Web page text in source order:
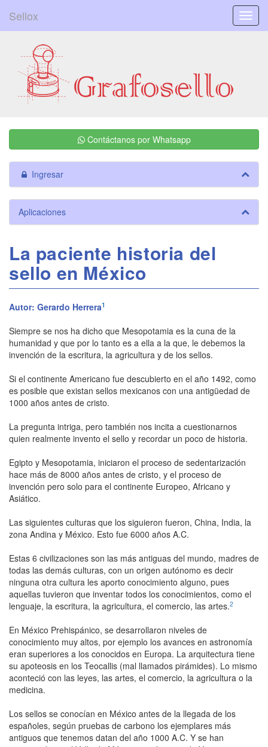
Menú
Sellox
Contáctanos por Whatsapp
Ingresar
Aplicaciones
La paciente historia del
sello en México
Autor: Gerardo Herrera1
Siempre se nos ha dicho que Mesopotamia es la cuna de la
humanidad y que por lo tanto es a ella a la que, le debemos la
invención de la escritura, la agricultura y de los sellos.
Si el continente Americano fue descubierto en el año 1492, como
es posible que existan sellos mexicanos con una antigüedad de
1000 años antes de cristo.
La pregunta intriga, pero también nos incita a cuestionarnos
quien realmente invento el sello y recordar un poco de historia.
Egipto y Mesopotamia, iniciaron el proceso de sedentarización
hace más de 8000 años antes de cristo, y el proceso de
invención pero solo para el continente Europeo, Africano y
Asiático.
Las siguientes culturas que los siguieron fueron, China, India, la
zona Andina y México. Esto fue 6000 años A.C.
Estas 6 civilizaciones son las más antiguas del mundo, madres de
todas las demás culturas, con un origen autónomo es decir
ninguna otra cultura les aporto conocimiento alguno, pues
aquellas tuvieron que inventar todos los conocimientos, como el
lenguaje, la escritura, la agricultura, el comercio, las artes.2
En México Prehispánico, se desarrollaron niveles de
conocimiento muy altos, por ejemplo los avances en astronomía
eran superiores a los conocidos en Europa. La arquitectura tiene
su apoteosis en los Teocallis (mal llamados pirámides). Lo mismo
aconteció con las leyes, las artes, el comercio, la agricultura o la
medicina.
Los sellos se conocían en México antes de la llegada de los
españoles, según pruebas de carbono los ejemplares más
antiguos que tenemos datan del año 1000 A.C. Y se han